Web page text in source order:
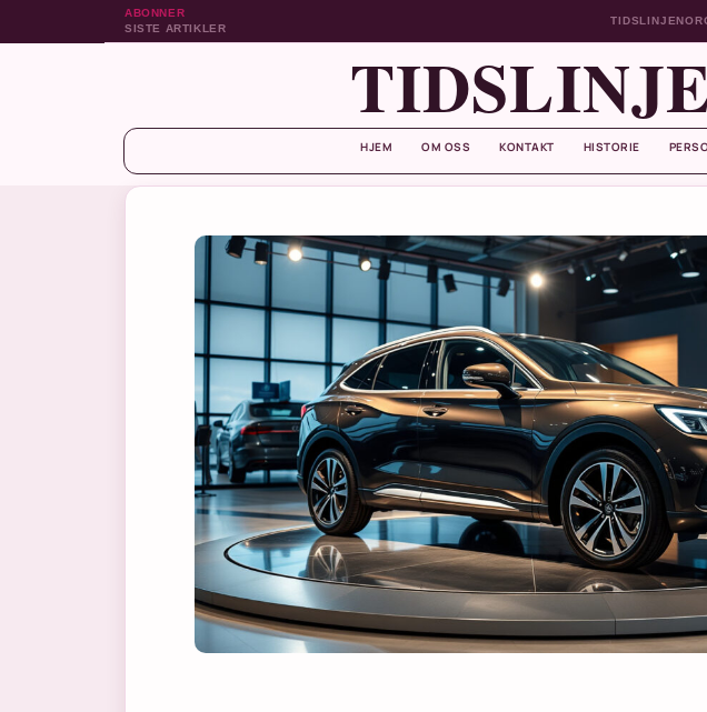
ABONNER
SISTE ARTIKLER
HJEM OM OSS KONTAKT HISTORIE